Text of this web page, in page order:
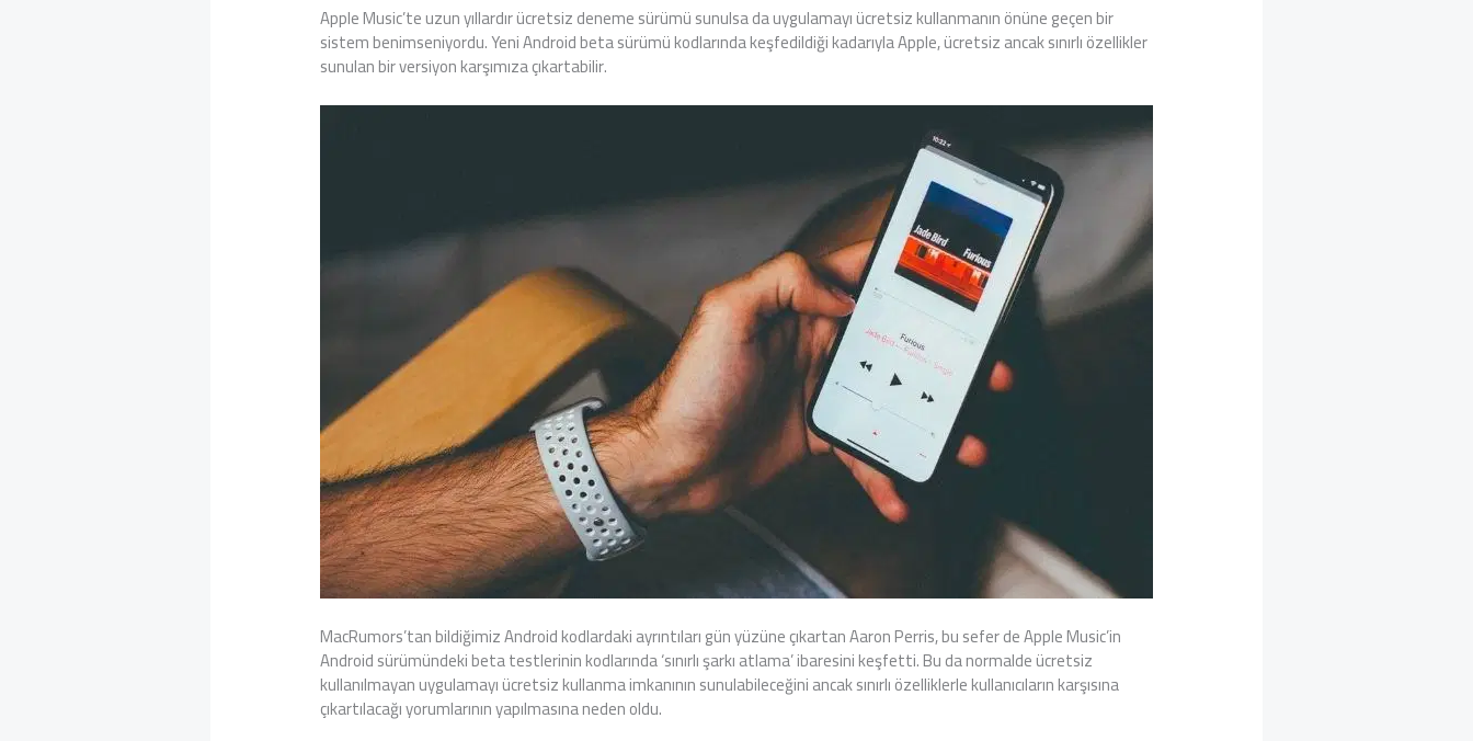
Apple Music’te uzun yıllardır ücretsiz deneme sürümü sunulsa da uygulamayı ücretsiz kullanmanın önüne geçen bir
sistem benimseniyordu. Yeni Android beta sürümü kodlarında keşfedildiği kadarıyla Apple, ücretsiz ancak sınırlı özellikler
sunulan bir versiyon karşımıza çıkartabilir.
MacRumors’tan bildiğimiz Android kodlardaki ayrıntıları gün yüzüne çıkartan Aaron Perris, bu sefer de Apple Music’in
Android sürümündeki beta testlerinin kodlarında ‘sınırlı şarkı atlama’ ibaresini keşfetti. Bu da normalde ücretsiz
kullanılmayan uygulamayı ücretsiz kullanma imkanının sunulabileceğini ancak sınırlı özelliklerle kullanıcıların karşısına
çıkartılacağı yorumlarının yapılmasına neden oldu.